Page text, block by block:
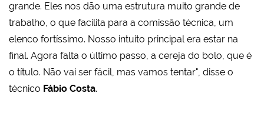
grande. Eles nos dão uma estrutura muito grande de
trabalho, o que facilita para a comissão técnica, um
elenco fortíssimo. Nosso intuito principal era estar na
final. Agora falta o último passo, a cereja do bolo, que é
o título. Não vai ser fácil, mas vamos tentar", disse o
técnico Fábio Costa.